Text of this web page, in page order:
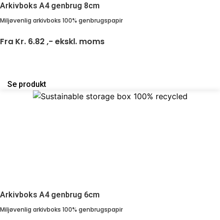
Arkivboks A4 genbrug 8cm
Miljøvenlig arkivboks 100% genbrugspapir
Fra Kr. 6.82 ,- ekskl. moms
Se produkt
Arkivboks A4 genbrug 6cm
Miljøvenlig arkivboks 100% genbrugspapir